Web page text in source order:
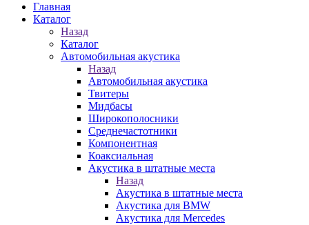
Главная
Каталог
Назад
Каталог
Автомобильная акустика
Назад
Автомобильная акустика
Твитеры
Мидбасы
Широкополосники
Среднечастотники
Компонентная
Коаксиальная
Акустика в штатные места
Назад
Акустика в штатные места
Акустика для BMW
Акустика для Mercedes